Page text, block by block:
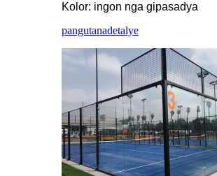
Kolor: ingon nga gipasadya
pangutanadetalye